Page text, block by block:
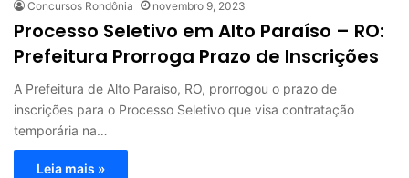
Concursos Rondônia novembro 9, 2023
Processo Seletivo em Alto Paraíso – RO:
Prefeitura Prorroga Prazo de Inscrições
A Prefeitura de Alto Paraíso, RO, prorrogou o prazo de
inscrições para o Processo Seletivo que visa contratação
temporária na…
Leia mais »